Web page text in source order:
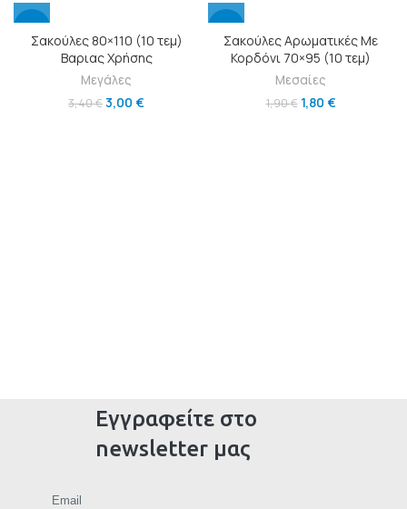
-12%
Σακούλες 80×110 (10 τεμ)
Βαριας Χρήσης
Μεγάλες
3,40€3,00 €
-5%
Σακούλες Αρωματικές Με
Κορδόνι 70×95 (10 τεμ)
Μεσαίες
1,90€ 1,80 €
Εγγραφείτε στο
newsletter μας